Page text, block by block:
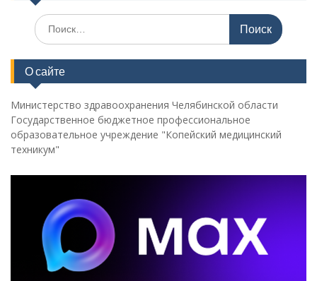
Поиск
по:
О сайте
Министерство здравоохранения Челябинской области
Государственное бюджетное профессиональное
образовательное учреждение "Копейский медицинский
техникум"